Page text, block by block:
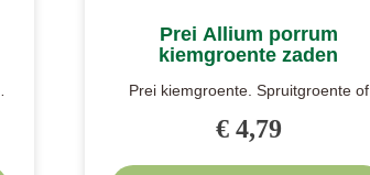
Prei Allium porrum
kiemgroente zaden
Prei kiemgroente. Spruitgroente of
worden op..
€ 4,79